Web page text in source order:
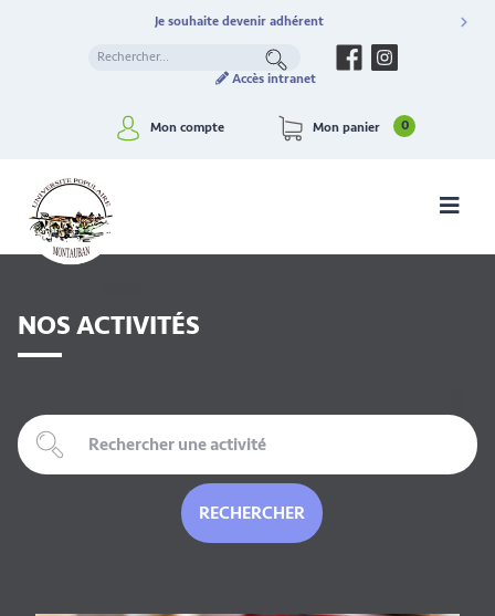
Mon compte Mon panier 0
Je souhaite devenir adhérent
Accès intranet
NOS ACTIVITÉS